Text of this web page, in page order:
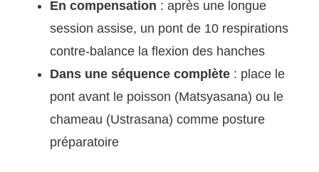
En compensation : après une longue
session assise, un pont de 10 respirations
contre-balance la flexion des hanches
Dans une séquence complète : place le
pont avant le poisson (Matsyasana) ou le
chameau (Ustrasana) comme posture
préparatoire